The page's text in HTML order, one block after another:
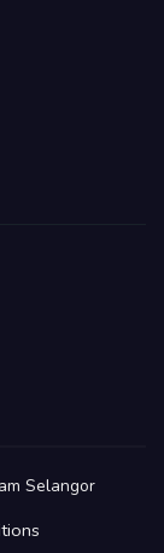
Selangor